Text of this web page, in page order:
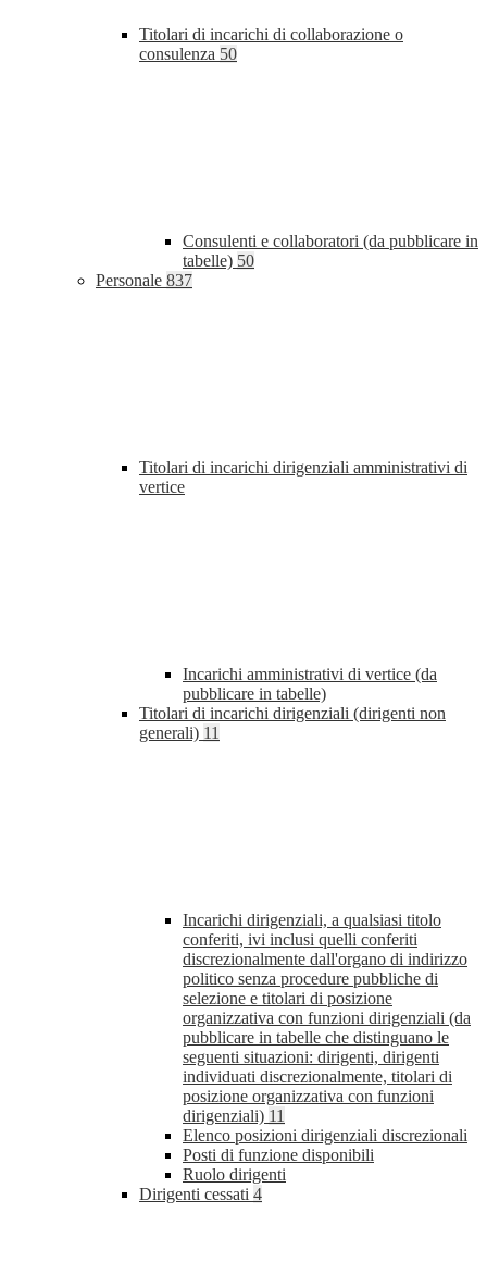
Titolari di incarichi di collaborazione o
consulenza 50
Consulenti e collaboratori (da pubblicare in
tabelle) 50
Personale 837
Titolari di incarichi dirigenziali amministrativi di
vertice
Incarichi amministrativi di vertice (da
pubblicare in tabelle)
Titolari di incarichi dirigenziali (dirigenti non
generali) 11
Incarichi dirigenziali, a qualsiasi titolo
conferiti, ivi inclusi quelli conferiti
discrezionalmente dall'organo di indirizzo
politico senza procedure pubbliche di
selezione e titolari di posizione
organizzativa con funzioni dirigenziali (da
pubblicare in tabelle che distinguano le
seguenti situazioni: dirigenti, dirigenti
individuati discrezionalmente, titolari di
posizione organizzativa con funzioni
dirigenziali) 11
Elenco posizioni dirigenziali discrezionali
Posti di funzione disponibili
Ruolo dirigenti
Dirigenti cessati 4